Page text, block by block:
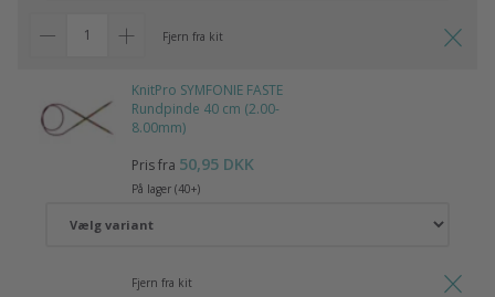
Fjern fra kit
KnitPro SYMFONIE FASTE
Rundpinde 40 cm (2.00-
8.00mm)
Pris fra 50,95 DKK
På lager (40+)
Fjern fra kit